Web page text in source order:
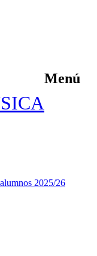
Menú
2025/26